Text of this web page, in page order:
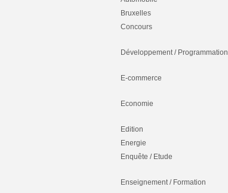
Bruxelles
Concours
Développement / Programmation
E-commerce
Economie
Edition
Energie
Enquête / Etude
Enseignement / Formation